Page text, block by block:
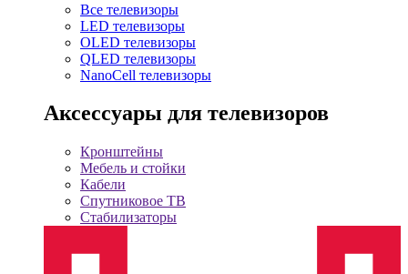
Все телевизоры
LED телевизоры
OLED телевизоры
QLED телевизоры
NanoCell телевизоры
Аксессуары для телевизоров
Кронштейны
Мебель и стойки
Кабели
Спутниковое ТВ
Стабилизаторы